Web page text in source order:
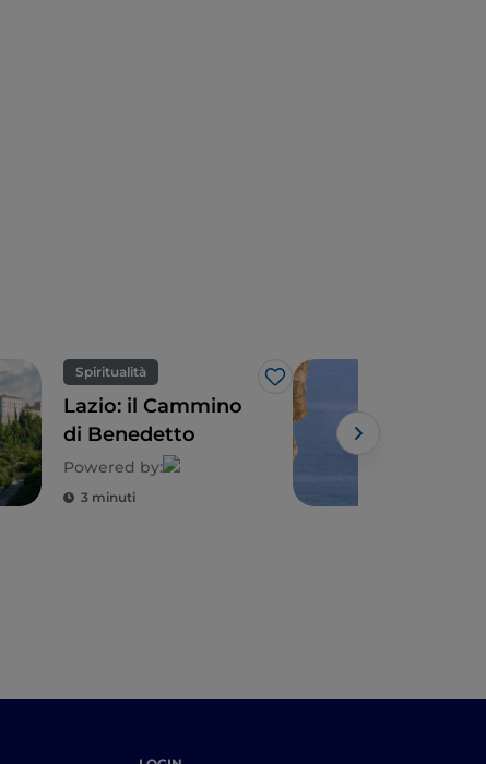
Spiritualità
Like
Lazio: il Cammino
di Benedetto
Powered by:
3 minuti